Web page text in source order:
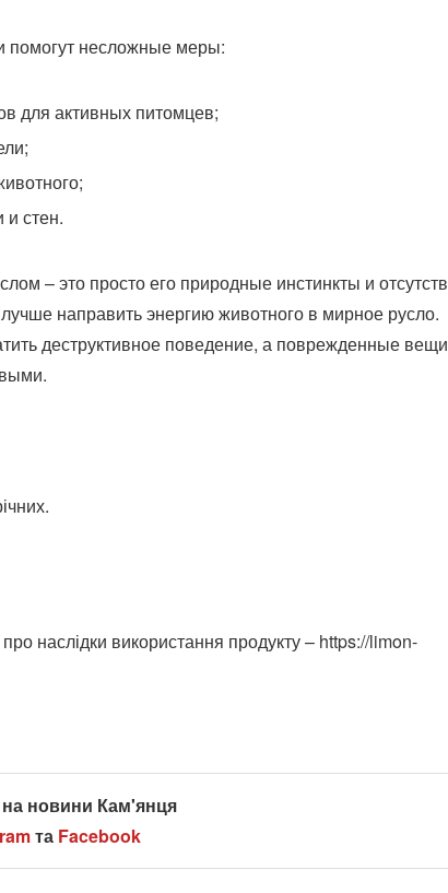
помогут несложные меры:
для активных питомцев;
и стен.
– это просто его природные инстинкты и
направить энергию животного в мирное русло.
деструктивное поведение, а поврежденные вещи
наслідки використання продукту – https://limon-
новини Кам'янця
та Facebook